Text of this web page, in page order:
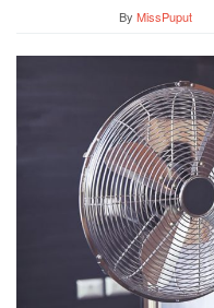
By MissPuput